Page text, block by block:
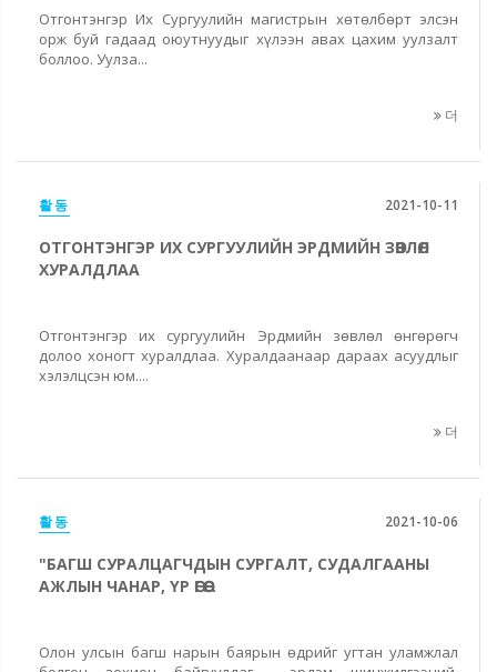
Отгонтэнгэр Их Сургуулийн магистрын хөтөлбөрт элсэн
орж буй гадаад оюутнуудыг хүлээн авах цахим уулзалт
боллоо. Уулза...
더
활동 2021-10-11
ОТГОНТЭНГЭР ИХ СУРГУУЛИЙН ЭРДМИЙН ЗӨВЛӨЛ
ХУРАЛДЛАА
Отгонтэнгэр их сургуулийн Эрдмийн зөвлөл өнгөрөгч
долоо хоногт хуралдлаа. Хуралдаанаар дараах асуудлыг
хэлэлцсэн юм....
더
활동 2021-10-06
"БАГШ СУРАЛЦАГЧДЫН СУРГАЛТ, СУДАЛГААНЫ
АЖЛЫН ЧАНАР, ҮР ӨГӨӨ...
Олон улсын багш нарын баярын өдрийг угтан уламжлал